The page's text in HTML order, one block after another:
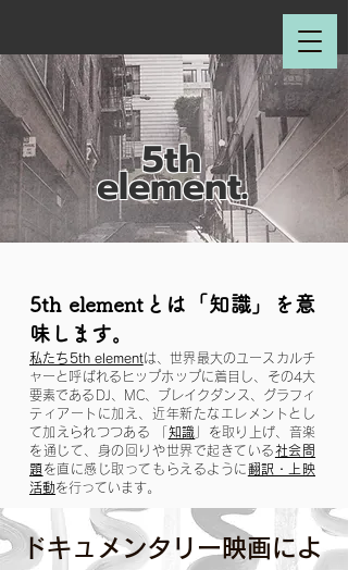
5th
element.
5th elementとは「知識」を意
味します。
私たち5th elementは、世界最大のユースカルチ
ャーと呼ばれるヒップホップに着目し、その4大
要素であるDJ、MC、ブレイクダンス、グラフィ
ティアートに加え、近年新たなエレメントとし
て加えられつつある 「 知識
」を取り上げ、音楽
を通じて、身の回りや世界で起きている社会問
題を直に感じ取ってもらえるように翻訳・上映
活動を行っています。
ドキュメンタリー映画によ